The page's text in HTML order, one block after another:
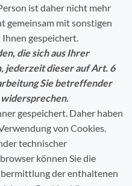
ist daher nicht mehr
gemeinsam mit sonstigen
gespeichert.
die sich aus Ihrer
jederzeit dieser auf Art. 6
Sie betreffender
gespeichert. Daher haben
von Cookies.
technischer
können Sie die
der enthaltenen